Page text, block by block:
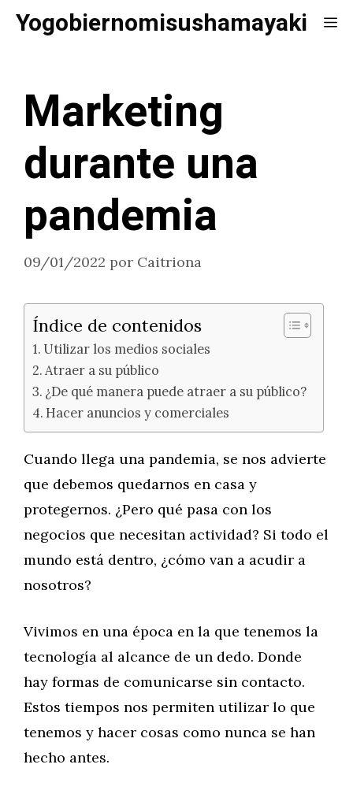
SaltarYogobiernomisushamayaki
Marketing
durante una
pandemia
09/01/2022 por Caitriona
Índice de contenidos
Utilizar los medios sociales
Atraer a su público
¿De qué manera puede atraer a su público?
Hacer anuncios y comerciales
Cuando llega una pandemia, se nos advierte
que debemos quedarnos en casa y
protegernos. ¿Pero qué pasa con los
negocios que necesitan actividad? Si todo el
mundo está dentro, ¿cómo van a acudir a
nosotros?
Vivimos en una época en la que tenemos la
tecnología al alcance de un dedo. Donde
hay formas de comunicarse sin contacto.
Estos tiempos nos permiten utilizar lo que
tenemos y hacer cosas como nunca se han
hecho antes.